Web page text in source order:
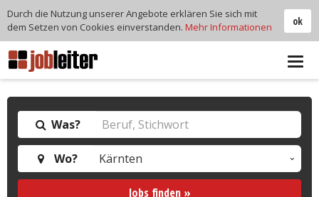
Was?
Wo?
Jobs finden »
ok
Durch die Nutzung unserer Angebote erklären Sie sich mit
dem Setzen von Cookies einverstanden. Mehr Informationen